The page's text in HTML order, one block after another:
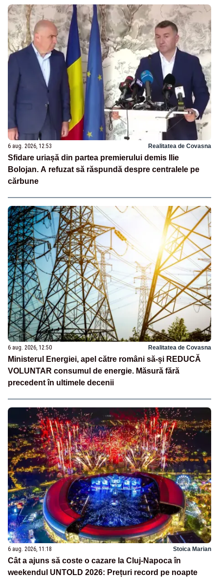
6 aug. 2026, 12:53 Realitatea de Covasna
Sfidare uriașă din partea premierului demis Ilie
Bolojan. A refuzat să răspundă despre centralele pe
cărbune
6 aug. 2026, 12:50 Realitatea de Covasna
Ministerul Energiei, apel către români să-și REDUCĂ
VOLUNTAR consumul de energie. Măsură fără
precedent în ultimele decenii
6 aug. 2026, 11:18 Stoica Marian
Cât a ajuns să coste o cazare la Cluj-Napoca în
weekendul UNTOLD 2026: Prețuri record pe noapte